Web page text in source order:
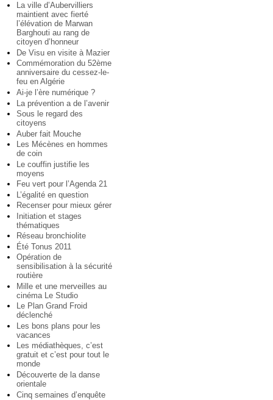
La ville d’Aubervilliers
maintient avec fierté
l’élévation de Marwan
Barghouti au rang de
citoyen d’honneur
De Visu en visite à Mazier
Commémoration du 52ème
anniversaire du cessez-le-
feu en Algérie
Ai-je l’ère numérique ?
La prévention a de l’avenir
Sous le regard des
citoyens
Auber fait Mouche
Les Mécènes en hommes
de coin
Le couffin justifie les
moyens
Feu vert pour l’Agenda 21
L’égalité en question
Recenser pour mieux gérer
Initiation et stages
thématiques
Réseau bronchiolite
Été Tonus 2011
Opération de
sensibilisation à la sécurité
routière
Mille et une merveilles au
cinéma Le Studio
Le Plan Grand Froid
déclenché
Les bons plans pour les
vacances
Les médiathèques, c’est
gratuit et c’est pour tout le
monde
Découverte de la danse
orientale
Cinq semaines d’enquête